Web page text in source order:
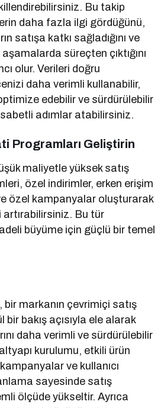
Bu takip
daha fazla ilgi gördüğünü,
satışa katkı sağladığını ve
aşamalarda süreçten çıktığını
olur. Verileri doğru
daha verimli kullanabilir,
edebilir ve sürdürülebilir
adımlar atabilirsiniz.
Programları Geliştirin
maliyetle yüksek satış
özel indirimler, erken erişim
özel kampanyalar oluşturarak
Bu tür
büyüme için güçlü bir temel
markanın çevrimiçi satış
bakış açısıyla ele alarak
daha verimli ve sürdürülebilir
kurulumu, etkili ürün
ve kullanıcı
sayesinde satış
ölçüde yükseltir. Ayrıca